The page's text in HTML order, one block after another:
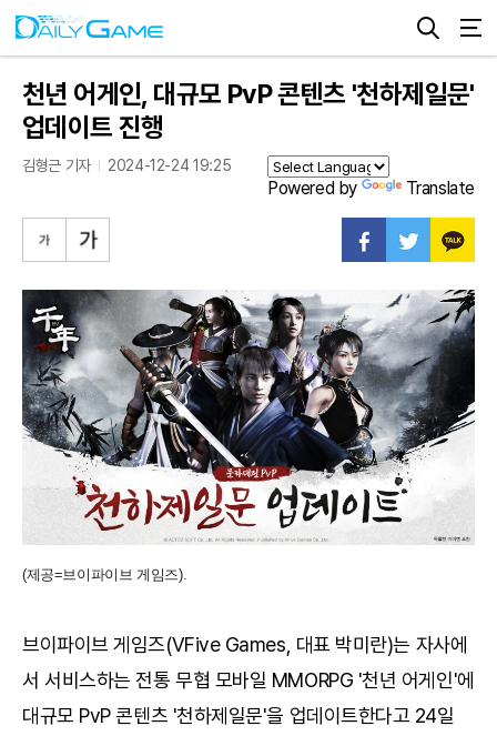
천년 어게인, 대규모 PvP 콘텐츠 '천하제일문'
업데이트 진행
김형근 기자 2024-12-24 19:25
Powered by Translate
(제공=브이파이브 게임즈).
브이파이브 게임즈(VFive Games, 대표 박미란)는 자사에
서 서비스하는 전통 무협 모바일 MMORPG '천년 어게인'에
대규모 PvP 콘텐츠 '천하제일문'을 업데이트한다고 24일